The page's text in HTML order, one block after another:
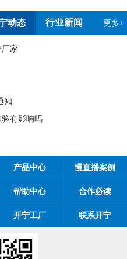
动态 行业新闻 更多+
家
知
有影响吗
产品中心 慢直播案例
帮助中心 合作必读
开宁工厂 联系开宁